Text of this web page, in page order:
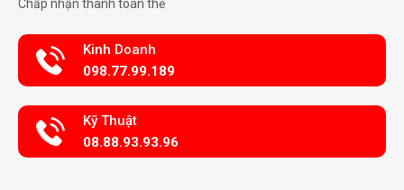
Chấp nhận thanh toán thẻ
Kinh Doanh
098.77.99.189
Kỹ Thuật
08.88.93.93.96